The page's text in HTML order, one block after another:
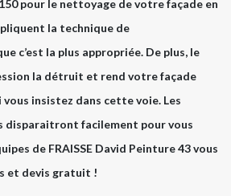
pour le nettoyage de votre façade en
la technique de
c’est la plus appropriée. De plus, le
la détruit et rend votre façade
vous insistez dans cette voie. Les
disparaitront facilement pour vous
de FRAISSE David Peinture 43 vous
et devis gratuit !